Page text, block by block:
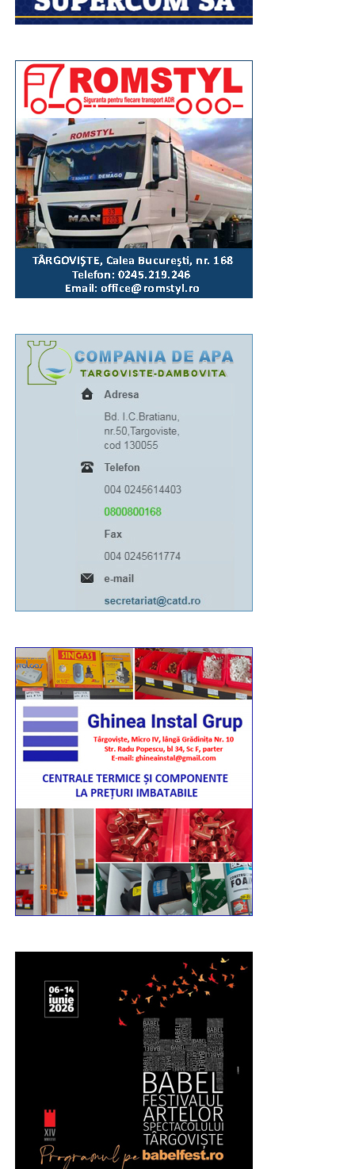
posibilitatea de a participa. Evenimentul religios va fi
transmis în direct pe pagina de Facebook a Arhiepiscopiei
La fel ca și în anii precedenți, la finalul evenimentului de
marți, 11 august, tinerii voluntari din cadrul comitetelor
parohiale vor igieniza, împreună cu angajații Primăriei,
zona Parcului Mitropoliei.
„Așa cum se întâmplă la astfel de manifestări, unii
dintre concetățenii noștri sau cei aflați în tranzit vor fi
temporar afectați de necesarele restricții de circulație.
Astfel, luni, 10 august, între orele 16:00-20:30, traficul
rutier va fi închis total pe Bulevardul Libertății,
segmentul cuprins între complexul „Mondial” și Casa
de Cultură a Sindicatelor. Totodată, între orele 18:15-
și Str. Stelea), Str. Stelea și Str. Revoluției. Nu vor
putea fi parcate autoturismele pe Bulevardul Libertății
(segmentul cuprins între complexul „Mondial” și Casa
Sindicatelor), începând cu ziua de luni, 10 august, ora
15:00, până marți, 11 august, ora 15:00, iar pe Strada
Revoluției, în ziua de 10 august, între orele 15:00-
21:00. Totodată, marți, 11 august, între orele 06:00-
13:00, Bulevardul Libertății va fi închis total circulației
Având în vedere toate acestea, îi rog pe toți cei
afectați să manifeste înțelegere, răbdare și
bunăvoință”, a transmis pr. conf. univ. dr. Ionuț
Ghibanu – vicar eparhial al Arhiepiscopiei Târgoviștei.
Urmărește Incomod Media și pe Google News